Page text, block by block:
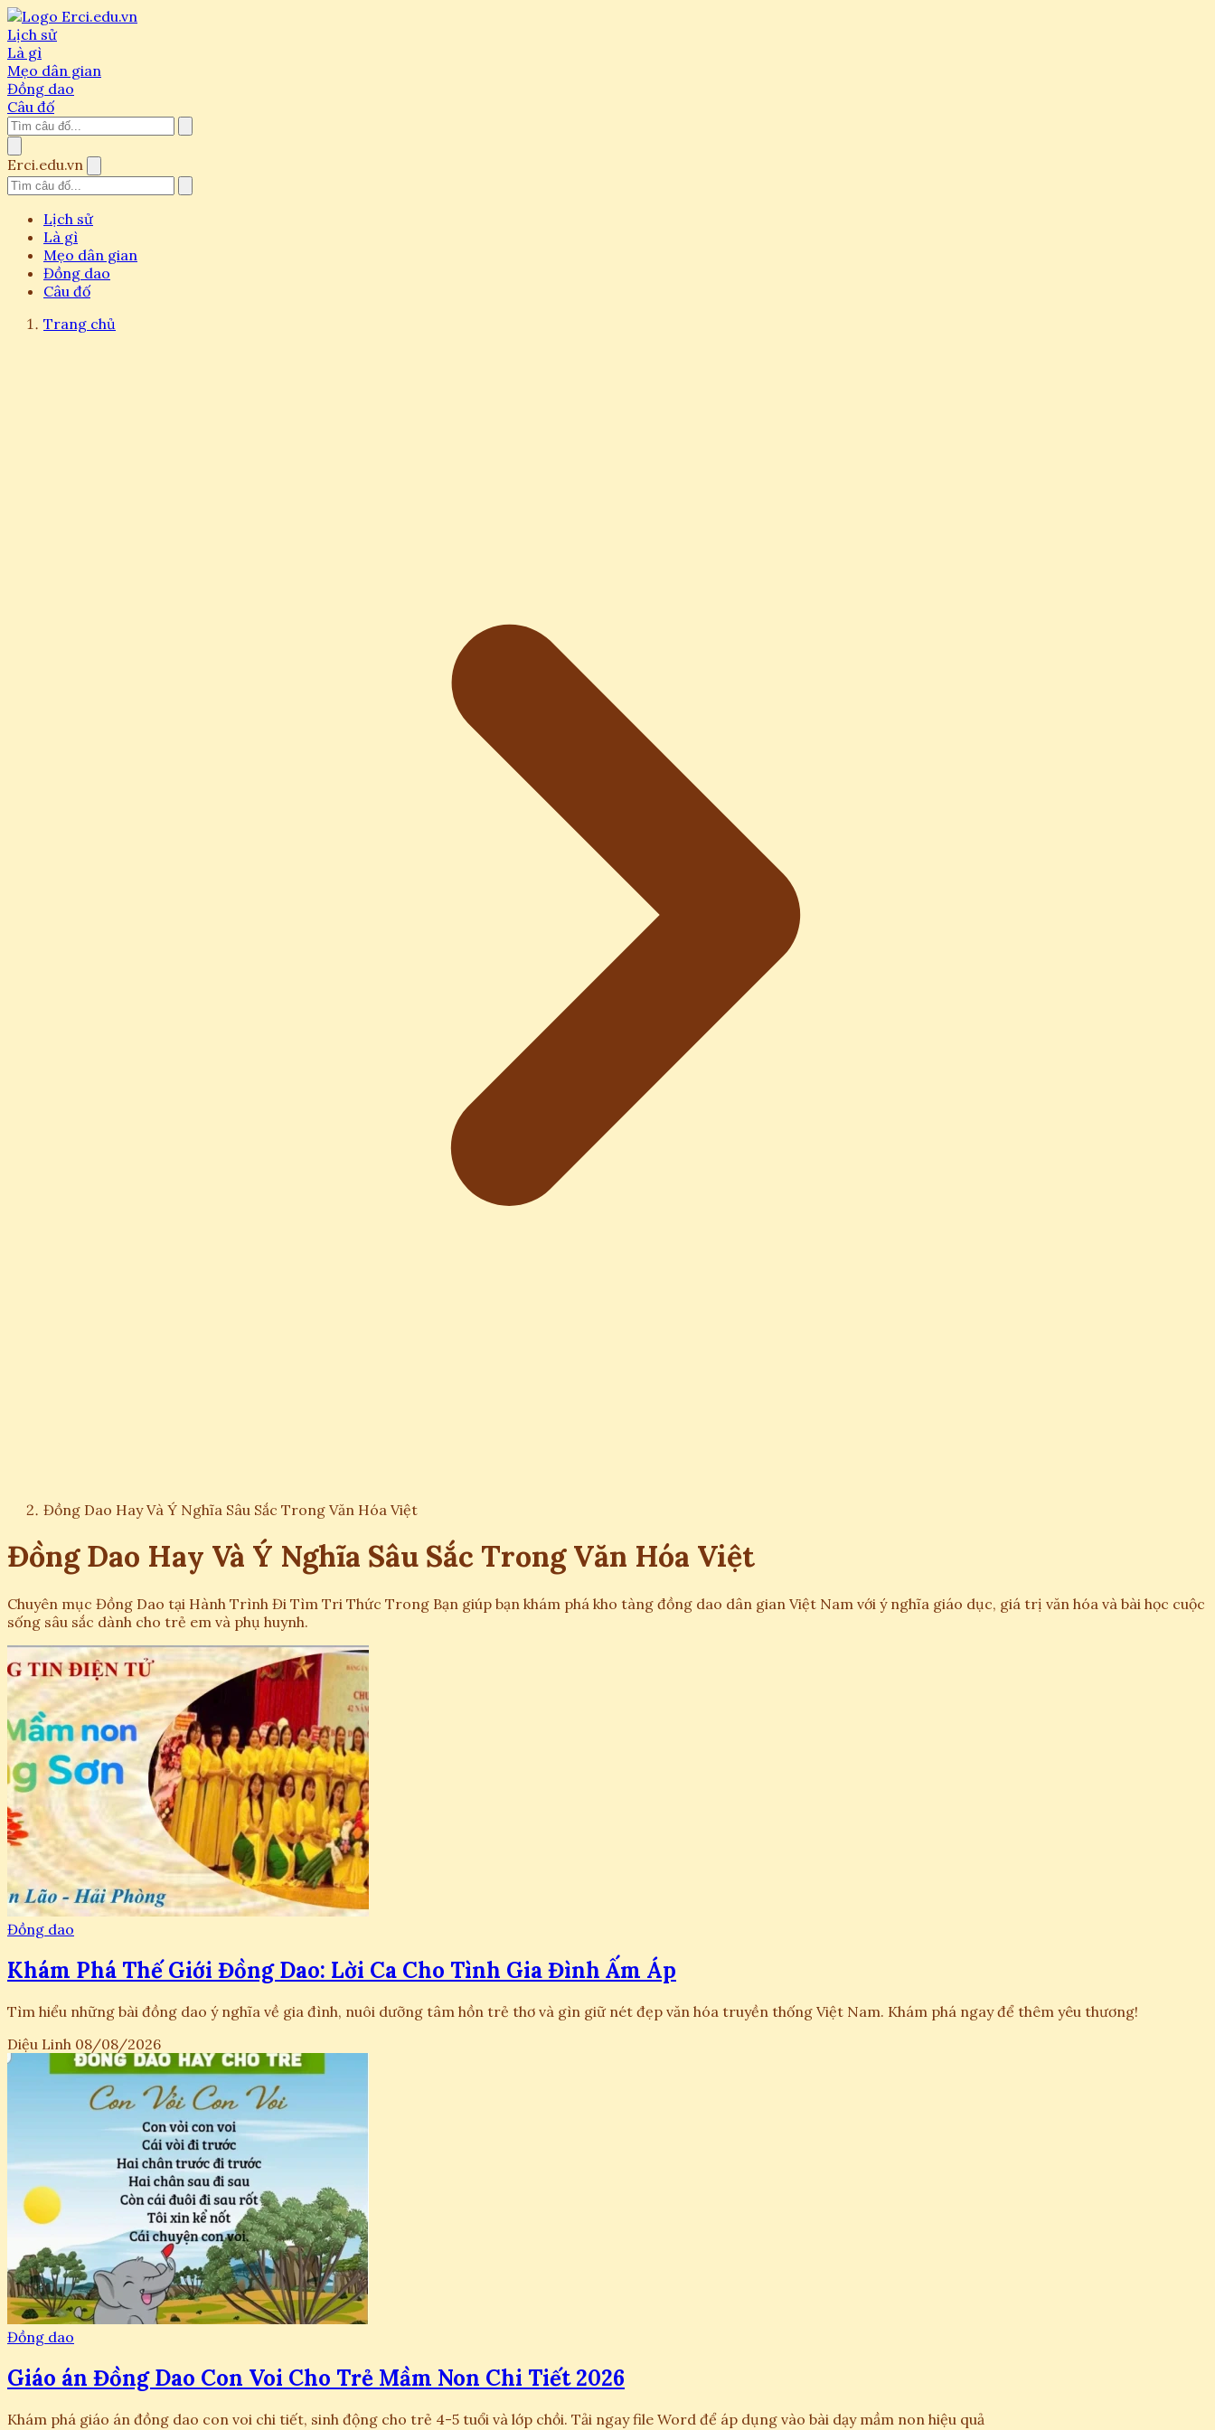
Lịch sử
Là gì
Mẹo dân gian
Đồng dao
Câu đố
Erci.edu.vn
Lịch sử
Là gì
Mẹo dân gian
Đồng dao
Câu đố
Trang chủ
Đồng Dao Hay Và Ý Nghĩa Sâu Sắc Trong Văn Hóa Việt
Đồng Dao Hay Và Ý Nghĩa Sâu Sắc Trong Văn Hóa Việt
Chuyên mục Đồng Dao tại Hành Trình Đi Tìm Tri Thức Trong Bạn giúp bạn khám phá kho tàng đồng dao dân gian Việt Nam với ý nghĩa giáo dục, giá trị văn hóa và bài học cuộc
sống sâu sắc dành cho trẻ em và phụ huynh.
Đồng dao
Khám Phá Thế Giới Đồng Dao: Lời Ca Cho Tình Gia Đình Ấm Áp
Tìm hiểu những bài đồng dao ý nghĩa về gia đình, nuôi dưỡng tâm hồn trẻ thơ và gìn giữ nét đẹp văn hóa truyền thống Việt Nam. Khám phá ngay để thêm yêu thương!
Diệu Linh 08/08/2026
Đồng dao
Giáo án Đồng Dao Con Voi Cho Trẻ Mầm Non Chi Tiết 2026
Khám phá giáo án đồng dao con voi chi tiết, sinh động cho trẻ 4-5 tuổi và lớp chồi. Tải ngay file Word để áp dụng vào bài dạy mầm non hiệu quả